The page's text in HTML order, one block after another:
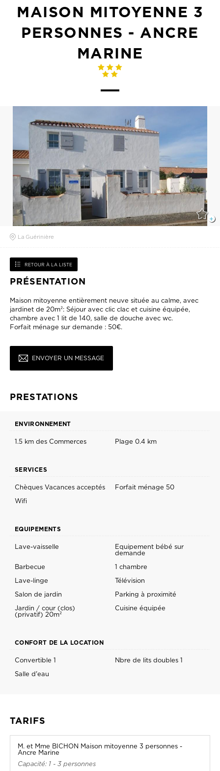
MAISON MITOYENNE 3
PERSONNES - ANCRE
MARINE
La Guérinière
RETOUR À LA LISTE
PRÉSENTATION
Maison mitoyenne entièrement neuve située au calme, avec
jardinet de 20m²: Séjour avec clic clac et cuisine équipée,
chambre avec 1 lit de 140, salle de douche avec wc.
Forfait ménage sur demande : 50€.
ENVOYER UN MESSAGE
PRESTATIONS
ENVIRONNEMENT
1.5 km des Commerces Plage 0.4 km
SERVICES
Chèques Vacances acceptés
Forfait ménage 50
Wifi
EQUIPEMENTS
Lave-vaisselle Equipement bébé sur
demande
Barbecue
1 chambre
Lave-linge
Télévision
Salon de jardin
Parking à proximité
Jardin / cour (clos)
(privatif) 20m²
Cuisine équipée
CONFORT DE LA LOCATION
Convertible 1
Nbre de lits doubles 1
Salle d'eau
TARIFS
M. et Mme BICHON Maison mitoyenne 3 personnes -
Ancre Marine
Capacité: 1 - 3 personnes